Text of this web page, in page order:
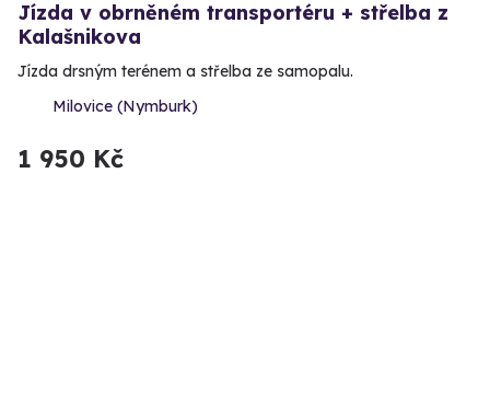
Jízda v obrněném transportéru + střelba z
Kalašnikova
Jízda drsným terénem a střelba ze samopalu.
Milovice (Nymburk)
1 950 Kč